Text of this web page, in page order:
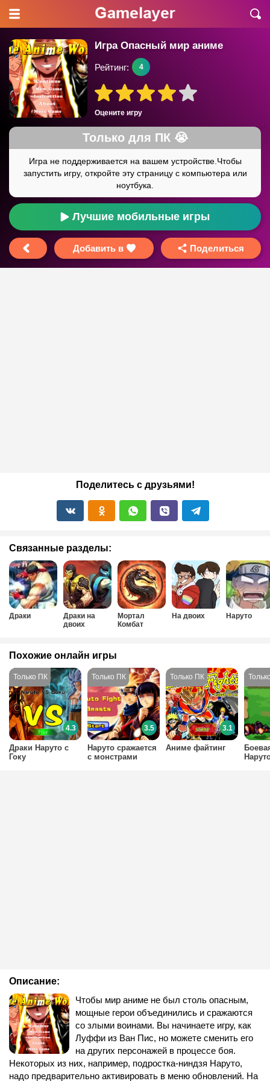
Игра Опасный мир аниме
Оцените игру
Рейтинг: 4
Лучшие мобильные игры
Добавить в Поделиться
Поделитесь с друзьями!
Связанные разделы:
Драки
Драки на
двоих
Мортал
Комбат
На двоих Наруто
Описание:
Чтобы мир аниме не был столь опасным,
мощные герои объединились и сражаются
со злыми воинами. Вы начинаете игру, как
Луффи из Ван Пис, но можете сменить его
на других персонажей в процессе боя.
Некоторых из них, например, подростка-ниндзя Наруто,
надо предварительно активировать в меню обновлений. На
Похожие онлайн игры
Драки Наруто с
Гоку
4.3
Наруто сражается
с монстрами
3.5
Аниме файтинг
3.1